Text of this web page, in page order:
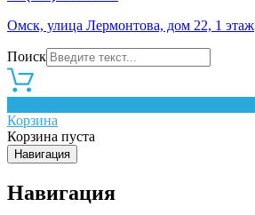
Омск, улица Лермонтова, дом 22, 1 этаж
Поиск
Корзина
Корзина пуста
Навигация
Навигация